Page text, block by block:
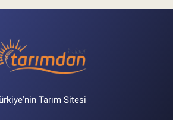
Tarım Sitesi